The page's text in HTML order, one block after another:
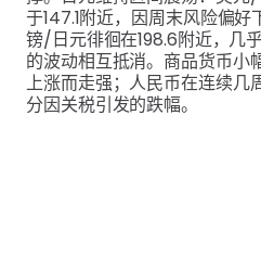
于147.1附近，因周末风险偏
镑/日元徘徊在198.6附近，几
的波动相互抵消。商品货币小
上涨而走强；人民币在连续几
分因关税引发的跌幅。